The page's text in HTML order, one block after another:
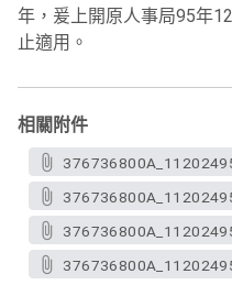
年，爰上開原人事局95年
止適用。
相關附件